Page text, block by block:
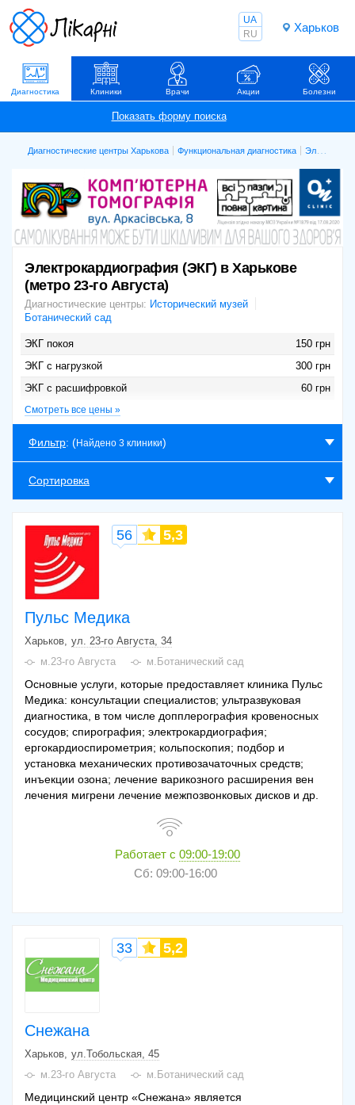
Харьков
UA
RU
Диагностика Клиники Врачи Акции Болезни
Диагностические центры Харькова Функциональная диагностика Электрокардиография (ЭКГ)
Электрокардиография (ЭКГ) в Харькове
(метро 23-го Августа)
Диагностические центры: Исторический музей
Ботанический сад
ЭКГ покоя
150 грн
ЭКГ с нагрузкой
300 грн
ЭКГ с расшифровкой
60 грн
Электрокардиография
анализом результатов ЭКГ
150 грн
Смотреть все цены »
Фильтр: (Найдено 3 клиники)
Сортировка
Пульс Медика
56 5,3
Харьков ул. 23-го Августа, 34
м.23-го Августа
м.Ботанический сад
Основные услуги, которые предоставляет клиника Пульс
Медика: консультации специалистов; ультразвуковая
диагностика, в том числе допплерография кровеносных
сосудов; спирография; электрокардиография;
ергокардиоспирометрия; кольпоскопия; подбор и
установка механических противозачаточных средств;
инъекции озона; лечение варикозного расширения вен
лечения мигрени лечение межпозвонковых дисков и др.
Работает с 09:00-19:00
Сб: 09:00-16:00
Снежана
33 5,2
Харьков ул.Тобольская, 45
м.23-го Августа
м.Ботанический сад
Медицинский центр «Снежана» является